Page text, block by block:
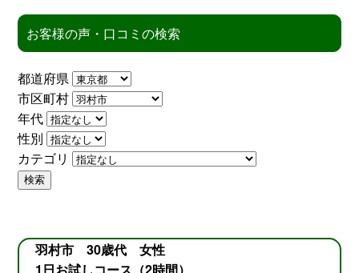
お客様の声・口コミの検索
都道府県
市区町村
年代
性別
カテゴリ
検索
羽村市 30歳代 女性